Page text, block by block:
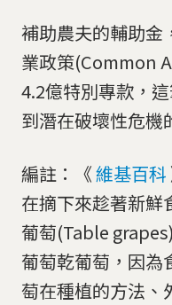
補助農夫的輔助金
業政策(Common
4.2億特別專款，
到潛在破壞性危機
編註：《維基百科
在摘下來趁著新鮮
葡萄(Table
葡萄乾葡萄，因為
萄在種植的方法、